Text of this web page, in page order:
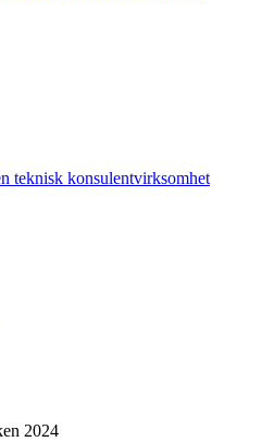
teknisk konsulentvirksomhet
2024